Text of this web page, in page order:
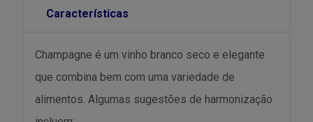
Características
Champagne é um vinho branco seco e elegante
que combina bem com uma variedade de
alimentos. Algumas sugestões de harmonização